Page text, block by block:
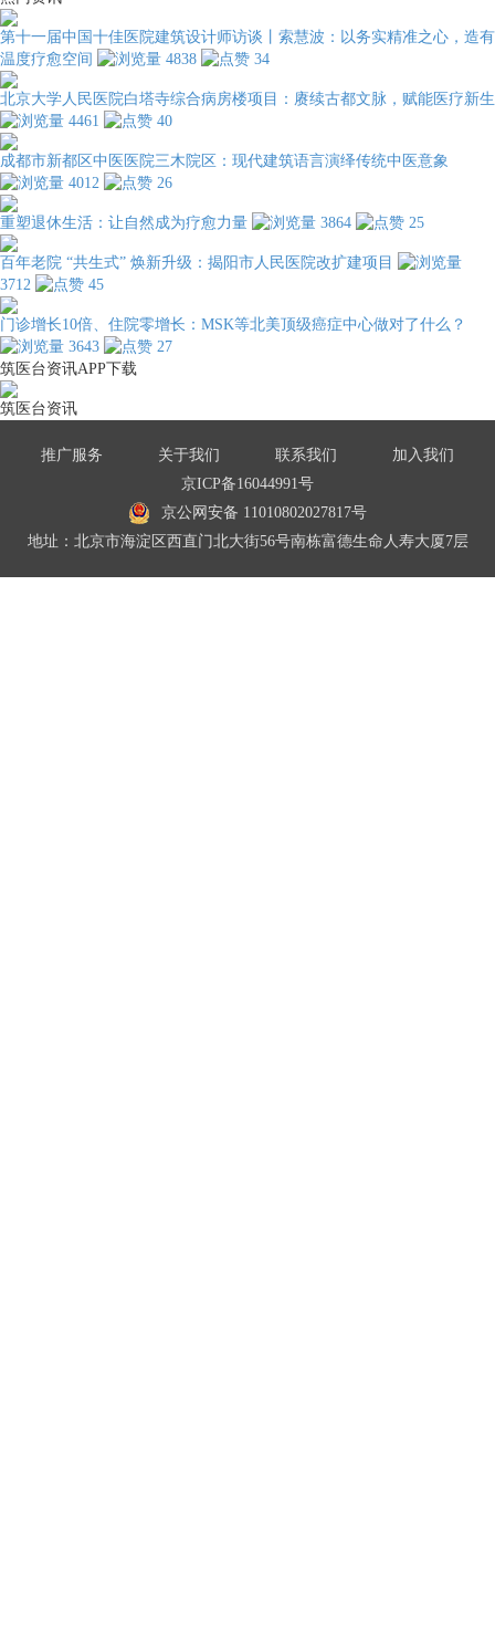
第十一届中国十佳医院建筑设计师访谈丨索慧波：以务实精准之心，造有
温度疗愈空间
4838 34
北京大学人民医院白塔寺综合病房楼项目：赓续古都文脉，赋能医疗新生
4461
40
成都市新都区中医医院三木院区：现代建筑语言演绎传统中医意象
4012
26
重塑退休生活：让自然成为疗愈力量 3864 25
百年老院 “共生式” 焕新升级：揭阳市人民医院改扩建项目
3712
45
门诊增长10倍、住院零增长：MSK等北美顶级癌症中心做对了什么？
3643
27
筑医台资讯APP下载
筑医台资讯
推广服务 关于我们 联系我们
加入我们
京ICP备16044991号
京公网安备 11010802027817号
地址：北京市海淀区西直门北大街56号南栋富德生命人寿大厦7层